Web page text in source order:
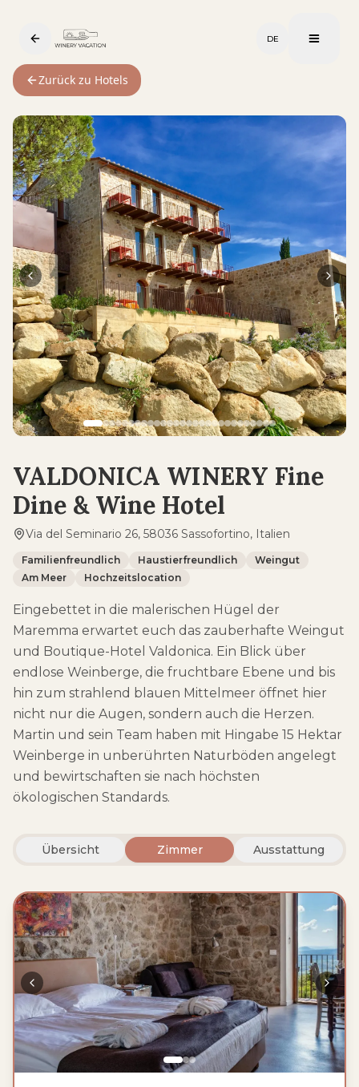
DE
Zurück zu Hotels
VALDONICA WINERY Fine
Dine & Wine Hotel
Via del Seminario 26, 58036 Sassofortino, Italien
Familienfreundlich Haustierfreundlich
Weingut
Am Meer
Hochzeitslocation
Eingebettet in die malerischen Hügel der
Maremma erwartet euch das zauberhafte Weingut
und Boutique-Hotel Valdonica. Ein Blick über
endlose Weinberge, die fruchtbare Ebene und bis
hin zum strahlend blauen Mittelmeer öffnet hier
nicht nur die Augen, sondern auch die Herzen.
Martin und sein Team haben mit Hingabe 15 Hektar
Weinberge in unberührten Naturböden angelegt
und bewirtschaften sie nach höchsten
ökologischen Standards.
Übersicht Zimmer Ausstattung